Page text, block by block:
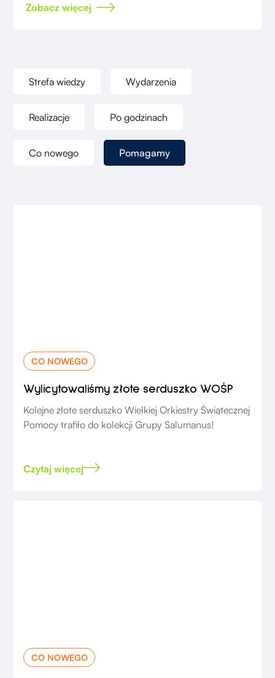
Zobacz więcej
Strefa wiedzy Wydarzenia
Realizacje Po godzinach
Co nowego Pomagamy
CO NOWEGO
Wylicytowaliśmy złote serduszko WOŚP
Kolejne złote serduszko Wielkiej Orkiestry Świątecznej
Pomocy trafiło do kolekcji Grupy Salumanus!
Czytaj więcej
CO NOWEGO